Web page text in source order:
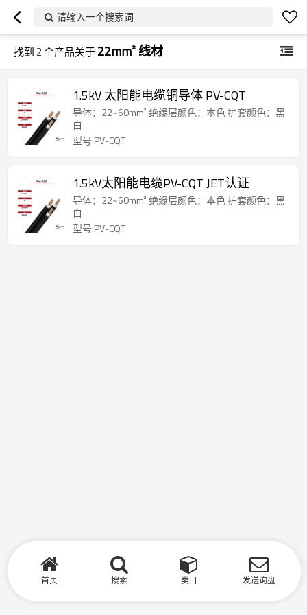
请输入一个搜索词
找到 2个产品关于22mm² 线材
1.5kV 太阳能电缆铜导体 PV-CQT
导体：22~60mm² 绝缘层颜色：本色 护套颜色：黑
白
型号:PV-CQT
1.5kV太阳能电缆PV-CQT JET认证
导体：22~60mm² 绝缘层颜色：本色 护套颜色：黑
白
型号:PV-CQT
首页 搜索 类目 发送询盘